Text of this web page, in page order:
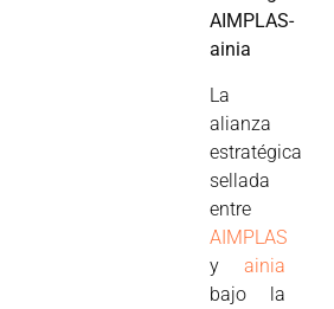
AIMPLAS-
ainia
La
alianza
estratégica
sellada
entre
AIMPLAS
y ainia
bajo la